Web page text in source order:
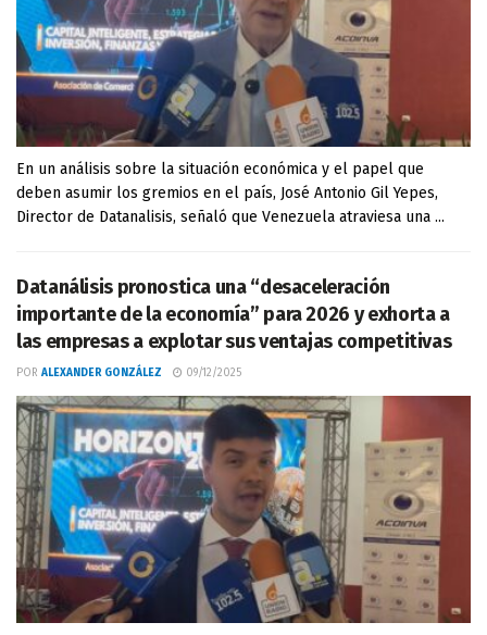
En un análisis sobre la situación económica y el papel que
deben asumir los gremios en el país, José Antonio Gil Yepes,
Director de Datanalisis, señaló que Venezuela atraviesa una ...
Datanálisis pronostica una “desaceleración
importante de la economía” para 2026 y exhorta a
las empresas a explotar sus ventajas competitivas
POR ALEXANDER GONZÁLEZ 09/12/2025